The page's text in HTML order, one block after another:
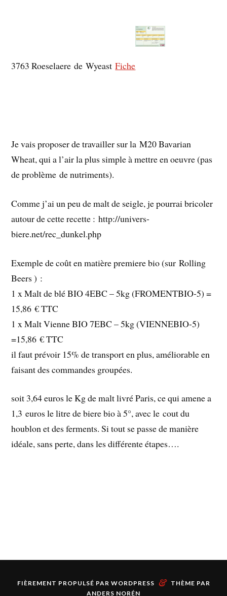
3763 Roeselaere de WyeastFiche
Je vais proposer de travailler sur la M20 Bavarian
Wheat, qui a l’air la plus simple à mettre en oeuvre (pas
de problème de nutriments).
Comme j’ai un peu de malt de seigle, je pourrai bricoler
autour de cette recette : http://univers-
biere.net/rec_dunkel.php
Exemple de coût en matière premiere bio (sur Rolling
Beers ) :
1 x Malt de blé BIO 4EBC – 5kg (FROMENTBIO-5) =
15,86 € TTC
1 x Malt Vienne BIO 7EBC – 5kg (VIENNEBIO-5)
=15,86 € TTC
il faut prévoir 15% de transport en plus, améliorable en
faisant des commandes groupées.
soit 3,64 euros le Kg de malt livré Paris, ce qui amene a
1,3 euros le litre de biere bio à 5°, avec le cout du
houblon et des ferments. Si tout se passe de manière
idéale, sans perte, dans les différente étapes….
FIÈREMENT PROPULSÉ PAR WORDPRESS &
THÈME PAR
ANDERS NORÉN